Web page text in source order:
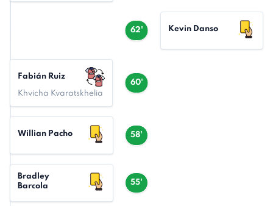
62' Kevin Danso
60'
Fabián Ruiz
Khvicha Kvaratskhelia
58'
Willian Pacho
55'
Bradley
Barcola